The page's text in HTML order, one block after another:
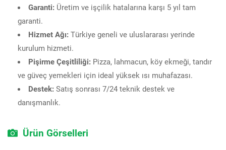
Garanti: Üretim ve işçilik hatalarına karşı 5 yıl tam
garanti.
Hizmet Ağı: Türkiye geneli ve uluslararası yerinde
kurulum hizmeti.
Pişirme Çeşitliliği: Pizza, lahmacun, köy ekmeği, tandır
ve güveç yemekleri için ideal yüksek ısı muhafazası.
Destek: Satış sonrası 7/24 teknik destek ve
danışmanlık.
Ürün Görselleri